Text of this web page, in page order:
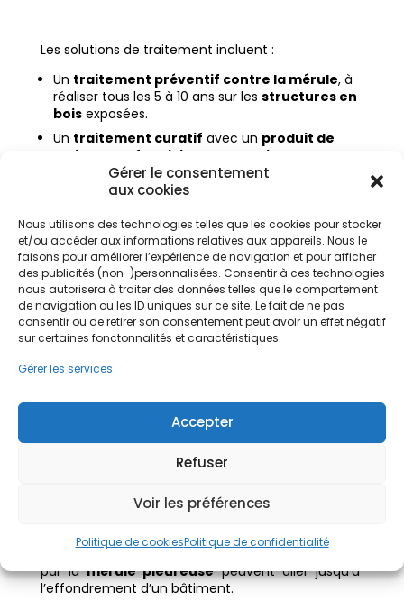
Gérer le consentement
aux cookies
Nous utilisons des technologies telles que les cookies pour stocker
et/ou accéder aux informations relatives aux appareils. Nous le
faisons pour améliorer l’expérience de navigation et pour afficher
des publicités (non-)personnalisées. Consentir à ces technologies
nous autorisera à traiter des données telles que le comportement
de navigation ou les ID uniques sur ce site. Le fait de ne pas
consentir ou de retirer son consentement peut avoir un effet négatif
sur certaines fonctonnalités et caractéristiques.
Gérer les services
Accepter
Refuser
Voir les préférences
Politique de cookiesPolitique de confidentialité
Les solutions de traitement incluent :
Un traitement préventif contre la mérule, à
réaliser tous les 5 à 10 ans sur les structures en
boisexposées.
Un traitement curatif avec un produit de
traitement fongicide
traitement
chimique, appliqué sur lebois infesté
aussi sur lamaçonnerie
laventilation, révision de l’étanchéité de la
toiture, suppression des zoneshumideset
réparation des fuitesresponsables de
l’humidité.
efficacement la mérule
structures en boispour éviter une nouvelle
apparition de la mérule.
champignons lignivoresles plus destructeurs en
, fragilise lesbois de charpente, lespoutres
et même lesmaçonneries. Lesdégâts causés
par lamérule pleureusepeuvent aller jusqu’à
l’effondrement d’un bâtiment.